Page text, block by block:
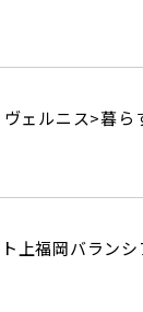
ェルニス>暮ら
上福岡バランシ